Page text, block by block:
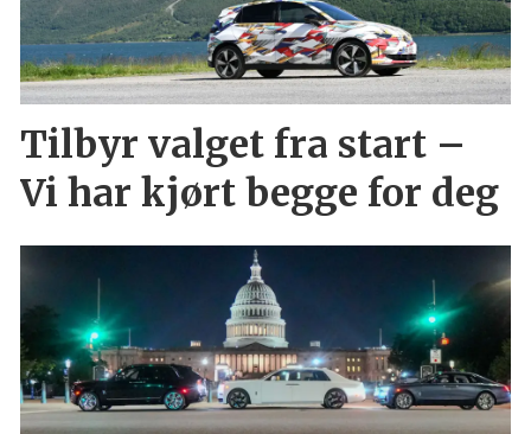
Tilbyr valget fra start –
Vi har kjørt begge for deg